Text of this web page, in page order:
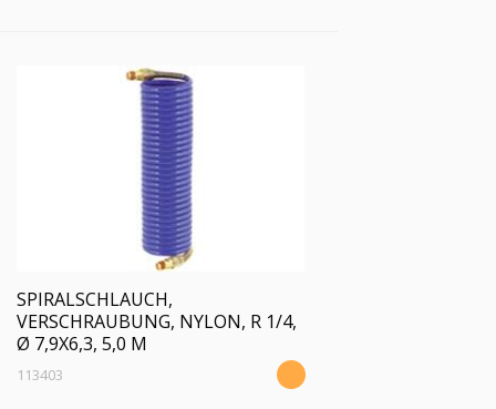
SPIRALSCHLAUCH,
VERSCHRAUBUNG, NYLON, R 1/4,
Ø 7,9X6,3, 5,0 M
113403